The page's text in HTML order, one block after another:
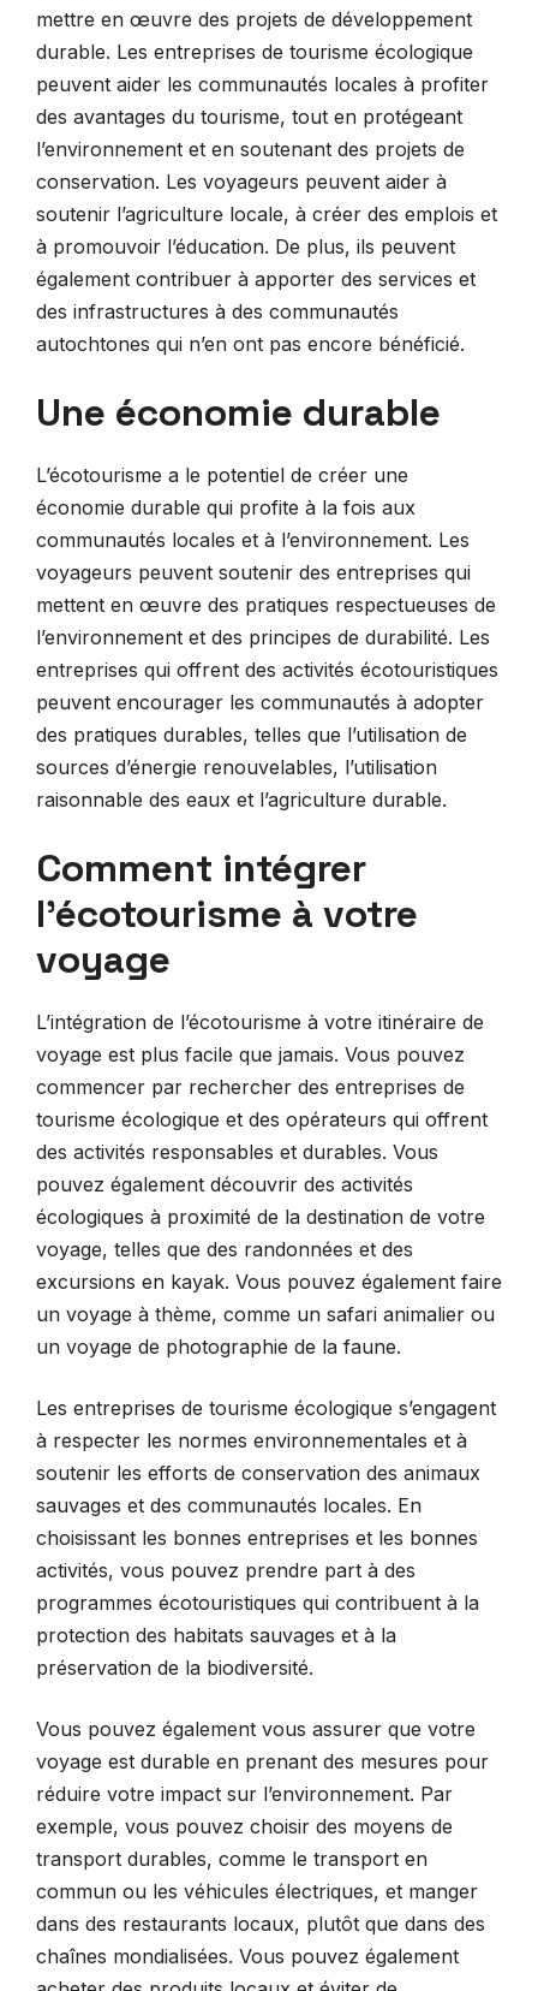
mettre en œuvre des projets de développement
durable. Les entreprises de tourisme écologique
peuvent aider les communautés locales à profiter
des avantages du tourisme, tout en protégeant
l’environnement et en soutenant des projets de
conservation. Les voyageurs peuvent aider à
soutenir l’agriculture locale, à créer des emplois et
à promouvoir l’éducation. De plus, ils peuvent
également contribuer à apporter des services et
des infrastructures à des communautés
autochtones qui n’en ont pas encore bénéficié.
Une économie durable
L’écotourisme a le potentiel de créer une
économie durable qui profite à la fois aux
communautés locales et à l’environnement. Les
voyageurs peuvent soutenir des entreprises qui
mettent en œuvre des pratiques respectueuses de
l’environnement et des principes de durabilité. Les
entreprises qui offrent des activités écotouristiques
peuvent encourager les communautés à adopter
des pratiques durables, telles que l’utilisation de
sources d’énergie renouvelables, l’utilisation
raisonnable des eaux et l’agriculture durable.
Comment intégrer
l’écotourisme à votre
voyage
L’intégration de l’écotourisme à votre itinéraire de
voyage est plus facile que jamais. Vous pouvez
commencer par rechercher des entreprises de
tourisme écologique et des opérateurs qui offrent
des activités responsables et durables. Vous
pouvez également découvrir des activités
écologiques à proximité de la destination de votre
voyage, telles que des randonnées et des
excursions en kayak. Vous pouvez également faire
un voyage à thème, comme un safari animalier ou
un voyage de photographie de la faune.
Les entreprises de tourisme écologique s’engagent
à respecter les normes environnementales et à
soutenir les efforts de conservation des animaux
sauvages et des communautés locales. En
choisissant les bonnes entreprises et les bonnes
activités, vous pouvez prendre part à des
programmes écotouristiques qui contribuent à la
protection des habitats sauvages et à la
préservation de la biodiversité.
Vous pouvez également vous assurer que votre
voyage est durable en prenant des mesures pour
réduire votre impact sur l’environnement. Par
exemple, vous pouvez choisir des moyens de
transport durables, comme le transport en
commun ou les véhicules électriques, et manger
dans des restaurants locaux, plutôt que dans des
chaînes mondialisées. Vous pouvez également